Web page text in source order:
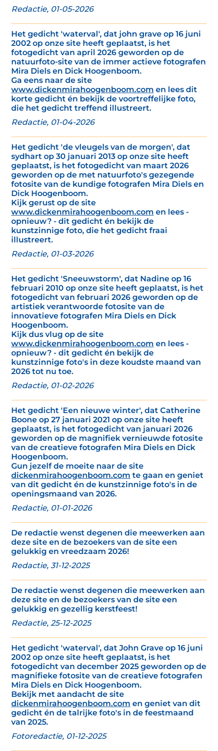
Redactie, 01-05-2026
Het gedicht 'waterval', dat john grave op 16 juni
2002 op onze site heeft geplaatst, is het
fotogedicht van april 2026 geworden op de
natuurfoto-site van de immer actieve fotografen
Mira Diels en Dick Hoogenboom.
Ga eens naar de site
www.dickenmirahoogenboom.com en lees dit
korte gedicht én bekijk de voortreffelijke foto,
die het gedicht treffend illustreert.
Redactie, 01-04-2026
Het gedicht 'de vleugels van de morgen', dat
sydhart op 30 januari 2013 op onze site heeft
geplaatst, is het fotogedicht van maart 2026
geworden op de met natuurfoto's gezegende
fotosite van de kundige fotografen Mira Diels en
Dick Hoogenboom.
Kijk gerust op de site
www.dickenmirahoogenboom.com en lees -
opnieuw? - dit gedicht én bekijk de
kunstzinnige foto, die het gedicht fraai
illustreert.
Redactie, 01-03-2026
Het gedicht 'Sneeuwstorm', dat Nadine op 16
februari 2010 op onze site heeft geplaatst, is het
fotogedicht van februari 2026 geworden op de
artistiek verantwoorde fotosite van de
innovatieve fotografen Mira Diels en Dick
Hoogenboom.
Kijk dus vlug op de site
www.dickenmirahoogenboom.com en lees -
opnieuw? - dit gedicht én bekijk de
kunstzinnige foto's in deze koudste maand van
2026 tot nu toe.
Redactie, 01-02-2026
Het gedicht 'Een nieuwe winter', dat Catherine
Boone op 27 januari 2021 op onze site heeft
geplaatst, is het fotogedicht van januari 2026
geworden op de magnifiek vernieuwde fotosite
van de creatieve fotografen Mira Diels en Dick
Hoogenboom.
Gun jezelf de moeite naar de site
dickenmirahoogenboom.com te gaan en geniet
van dit gedicht én de kunstzinnige foto's in de
openingsmaand van 2026.
Redactie, 01-01-2026
De redactie wenst degenen die meewerken aan
deze site en de bezoekers van de site een
gelukkig en vreedzaam 2026!
Redactie, 31-12-2025
De redactie wenst degenen die meewerken aan
deze site en de bezoekers van de site een
gelukkig en gezellig kerstfeest!
Redactie, 25-12-2025
Het gedicht 'waterval', dat John Grave op 16 juni
2002 op onze site heeft geplaatst, is het
fotogedicht van december 2025 geworden op de
magnifieke fotosite van de creatieve fotografen
Mira Diels en Dick Hoogenboom.
Bekijk met aandacht de site
dickenmirahoogenboom.com en geniet van dit
gedicht én de talrijke foto's in de feestmaand
van 2025.
Fotoredactie, 01-12-2025